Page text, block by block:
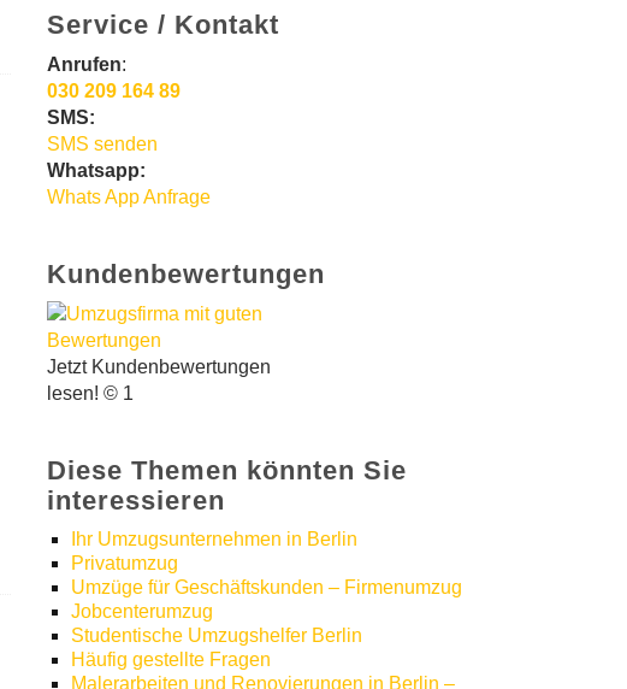
Service / Kontakt
Anrufen:
030 209 164 89
SMS:
SMS senden
Whatsapp:
Whats App Anfrage
Kundenbewertungen
Jetzt Kundenbewertungen
lesen! © 1
Diese Themen könnten Sie
interessieren
Ihr Umzugsunternehmen in Berlin
Privatumzug
Umzüge für Geschäftskunden – Firmenumzug
Jobcenterumzug
Studentische Umzugshelfer Berlin
Häufig gestellte Fragen
Malerarbeiten und Renovierungen in Berlin –